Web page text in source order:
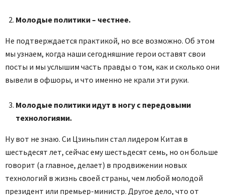
Молодые политики – честнее.
Не подтверждается практикой, но все возможно. Об этом
мы узнаем, когда наши сегодняшние герои оставят свои
посты и мы услышим часть правды о том, как и сколько они
вывели в офшоры, и что именно не крали эти руки.
Молодые политики идут в ногу с передовыми
технологиями.
Ну вот не знаю. Си Цзиньпин стал лидером Китая в
шестьдесят лет, сейчас ему шестьдесят семь, но он больше
говорит (а главное, делает) в продвижении новых
технологий в жизнь своей страны, чем любой молодой
президент или премьер-министр. Другое дело, что от